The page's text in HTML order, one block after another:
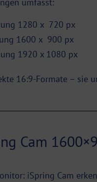
umfasst:
1280 x 720 px
1600 x 900 px
1920 x 1080 px
16:9-Formate –
Cam
iSpring Cam